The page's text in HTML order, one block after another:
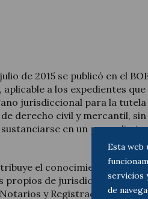
Esta
servicios
de
de 2015 se publicó en el
a los expedientes
jurisdiccional para la tutela
derecho civil y mercantil, sin
en un
el conocimiento de un
propios de jurisdicción
y Registradores de la